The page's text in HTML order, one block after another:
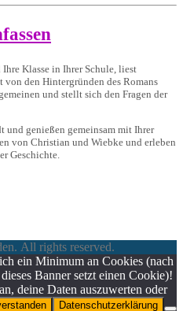
Ihre Klasse in Ihrer Schule, liest
von den Hintergründen des Romans
und stellt sich den Fragen der
und genießen gemeinsam mit Ihrer
von Christian und Wiebke und erleben
Geschichte.
All rights reserved.
ein Minimum an Cookies (nach
Banner setzt einen Cookie)!
deine Daten auszuwerten oder
Datenschutzerklärung